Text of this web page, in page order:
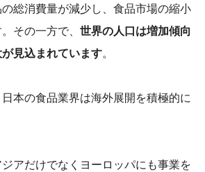
総消費量が減少し、食品市場の縮小
その一方で、 世界の人口は増加傾向
見込まれています。
本の食品業界は海外展開を積極的に
アだけでなくヨーロッパにも事業を